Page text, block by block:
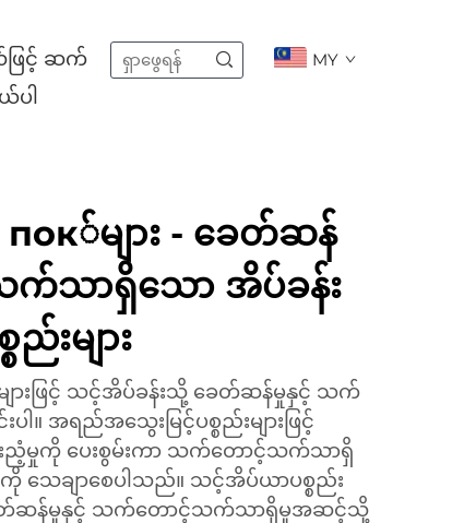
ဖြင့် ဆက်
ပါ
MY
များ - ခေတ်ဆန်
က်သာရှိသော အိပ်ခန်း
များ
ားဖြင့် သင့်အိပ်ခန်းသို့ ခေတ်ဆန်မှုနှင့် သက်
အရည်အသွေးမြင့်ပစ္စည်းများဖြင့်
နူးညံ့မှုကို ပေးစွမ်းကာ သက်တောင့်သက်သာရှိ
သေချာစေပါသည်။ သင့်အိပ်ယာပစ္စည်း
ခေတ်ဆန်မှုနှင့် သက်တောင့်သက်သာရှိမှုအဆင့်သို့